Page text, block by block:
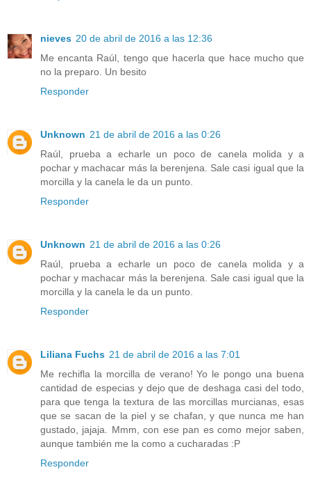
nieves 20 de abril de 2016 a las 12:36
Me encanta Raúl, tengo que hacerla que hace mucho que
no la preparo. Un besito
Responder
Unknown 21 de abril de 2016 a las 0:26
Raúl, prueba a echarle un poco de canela molida y a
pochar y machacar más la berenjena. Sale casi igual que la
morcilla y la canela le da un punto.
Responder
Unknown 21 de abril de 2016 a las 0:26
Raúl, prueba a echarle un poco de canela molida y a
pochar y machacar más la berenjena. Sale casi igual que la
morcilla y la canela le da un punto.
Responder
Liliana Fuchs 21 de abril de 2016 a las 7:01
Me rechifla la morcilla de verano! Yo le pongo una buena
cantidad de especias y dejo que de deshaga casi del todo,
para que tenga la textura de las morcillas murcianas, esas
que se sacan de la piel y se chafan, y que nunca me han
gustado, jajaja. Mmm, con ese pan es como mejor saben,
aunque también me la como a cucharadas :P
Responder